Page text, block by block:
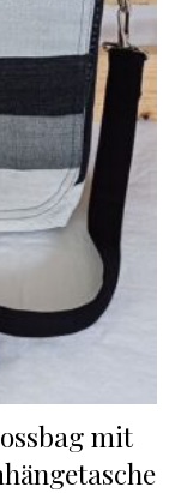
mit